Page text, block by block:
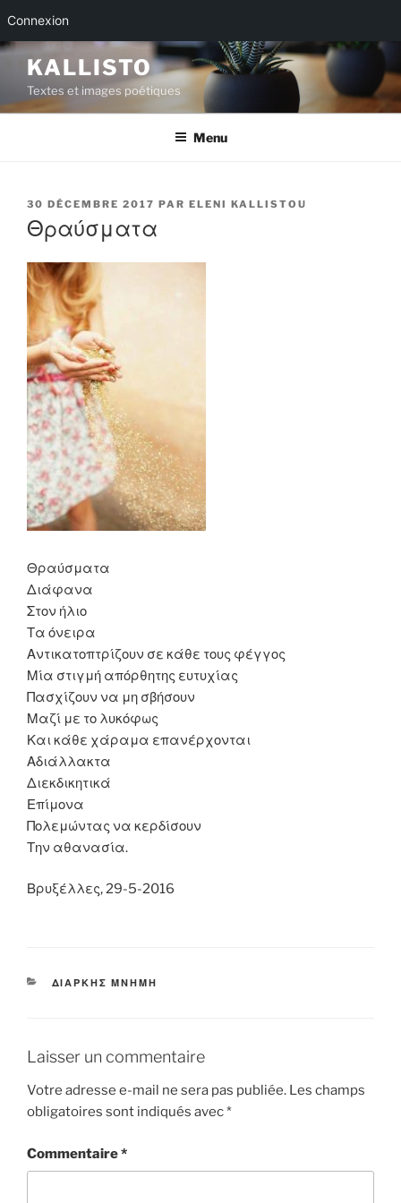
Connexion
Aller
contenu
principal
KALLISTO
Textes et images poétiques
Menu
PUBLIÉ
LE
30 DÉCEMBRE 2017 PAR ELENI KALLISTOU
Θραύσματα
Θραύσματα
Διάφανα
Στον ήλιο
Τα όνειρα
Αντικατοπτρίζουν σε κάθε τους φέγγος
Μία στιγμή απόρθητης ευτυχίας
Πασχίζουν να μη σβήσουν
Μαζί με το λυκόφως
Και κάθε χάραμα επανέρχονται
Αδιάλλακτα
Διεκδικητικά
Επίμονα
Πολεμώντας να κερδίσουν
Την αθανασία.
Βρυξέλλες, 29-5-2016
CATÉGORIES
ΔΙΑΡΚΗΣ ΜΝΗΜΗ
Laisser un commentaire
Votre adresse e-mail ne sera pas publiée. Les champs
obligatoires sont indiqués avec*
Commentaire*